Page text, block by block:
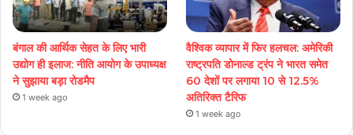
बंगाल की आर्थिक सेहत के लिए भारी
उद्योग ही इलाज: नीत‌ि आयोग के उपाध्यक्ष
ने सुझाया बड़ा रोडमैप
1 week ago
वैश्विक व्यापार में फिर हलचल: अमेरिकी
राष्ट्रपति डोनाल्ड ट्रंप ने भारत समेत
60 देशों पर लगाया 10 से 12.5%
अतिरिक्त टैरिफ
1 week ago